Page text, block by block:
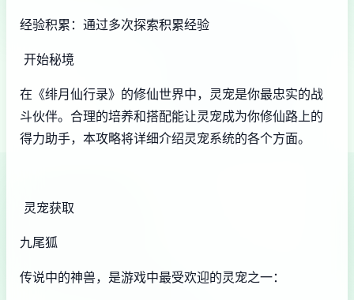
经验积累：通过多次探索积累经验
开始秘境
在《绯月仙行录》的修仙世界中，灵宠是你最忠实的战
斗伙伴。合理的培养和搭配能让灵宠成为你修仙路上的
得力助手，本攻略将详细介绍灵宠系统的各个方面。
灵宠获取
九尾狐
传说中的神兽，是游戏中最受欢迎的灵宠之一：